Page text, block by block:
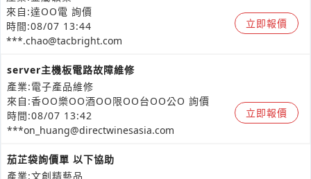
來自:達OO電 詢價
時間:08/07 13:44
立即報價
***.chao@tacbright.com
server主機板電路故障維修
產業:電子產品維修
來自:香OO樂OO酒OO限OO台OO公O 詢價
時間:08/07 13:42
立即報價
***on_huang@directwinesasia.com
茄芷袋詢價單 以下協助
產業:文創精藝品